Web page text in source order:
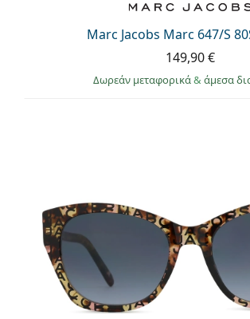
Marc Jacobs Marc 647/S
149,90 €
Δωρεάν μεταφορικά& άμεσα